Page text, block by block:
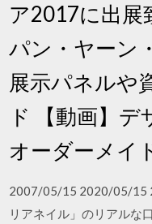
ア2017に出展
パン・ヤーン
展示パネルや
ド 【動画】
オーダーメイ
2007/05/15 2020/05/15
リアネイル」のリアルな